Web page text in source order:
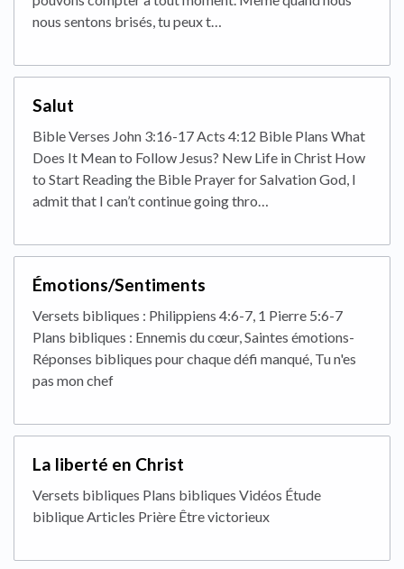
nous sentons brisés, tu peux t…
Salut
Bible Verses John 3:16-17 Acts 4:12 Bible Plans What
Does It Mean to Follow Jesus? New Life in Christ How
to Start Reading the Bible Prayer for Salvation God, I
admit that I can’t continue going thro…
Émotions/Sentiments
Versets bibliques : Philippiens 4:6-7, 1 Pierre 5:6-7
Plans bibliques : Ennemis du cœur, Saintes émotions-
Réponses bibliques pour chaque défi manqué, Tu n'es
pas mon chef
La liberté en Christ
Versets bibliques Plans bibliques Vidéos Étude
biblique Articles Prière Être victorieux